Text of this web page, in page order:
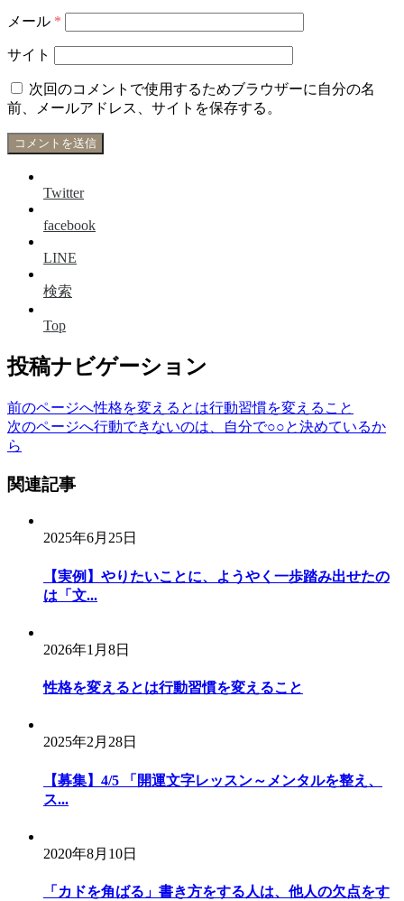
メール *
サイト
次回のコメントで使用するためブラウザーに自分の名
前、メールアドレス、サイトを保存する。
Twitter
facebook
LINE
検索
Top
投稿ナビゲーション
前のページへ性格を変えるとは行動習慣を変えること
次のページへ行動できないのは、自分で○○と決めているか
ら
関連記事
2025年6月25日
【実例】やりたいことに、ようやく一歩踏み出せたの
は「文...
2026年1月8日
性格を変えるとは行動習慣を変えること
2025年2月28日
【募集】4/5 「開運文字レッスン～メンタルを整え、
ス...
2020年8月10日
「カドを角ばる」書き方をする人は、他人の欠点をす